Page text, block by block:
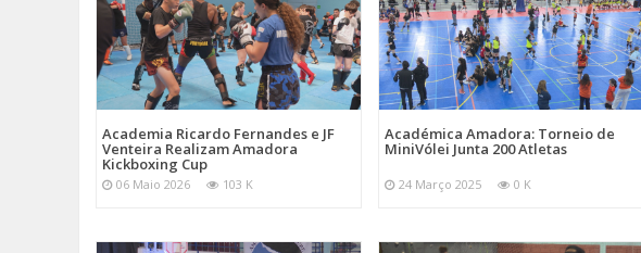
Academia Ricardo Fernandes e JF
Venteira Realizam Amadora
Kickboxing Cup
06 Maio 2026 103 K
Académica Amadora: Torneio de
MiniVólei Junta 200 Atletas
24 Março 2025 0 K